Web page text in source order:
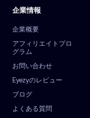
企業情報
企業概要
アフィリエイトプロ
グラム
お問い合わせ
Eyezyのレビュー
ブログ
よくある質問